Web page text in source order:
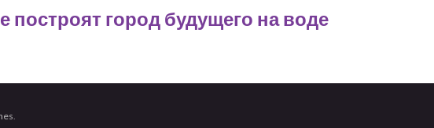
город будущего на воде